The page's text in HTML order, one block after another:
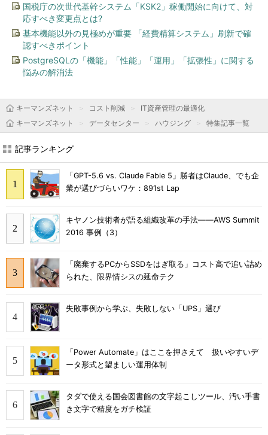
国税庁の次世代基幹システム「KSK2」稼働開始に向けて、対
応すべき変更点とは?
基本機能以外の見極めが重要 「経費精算システム」刷新で確
認すべきポイント
PostgreSQLの「機能」「性能」「運用」「拡張性」に関する
悩みの解消法
キーマンズネット コスト削減
IT資産管理の最適化
キーマンズネット
データセンター ハウジング 特集記事一覧
記事ランキング
「GPT-5.6 vs. Claude Fable 5」勝者はClaude、でも企
業が選びづらいワケ：891st Lap
キヤノン技術者が語る組織改革の手法――AWS Summit
2016 事例（3）
「廃棄するPCからSSDをはぎ取る」コスト高で追い詰め
られた、限界情シスの延命テク
失敗事例から学ぶ、失敗しない「UPS」選び
「Power Automate」はここを押さえて 扱いやすいデ
ータ形式と望ましい運用体制
タダで使える国会図書館の文字起こしツール、汚い手書
き文字で精度をガチ検証